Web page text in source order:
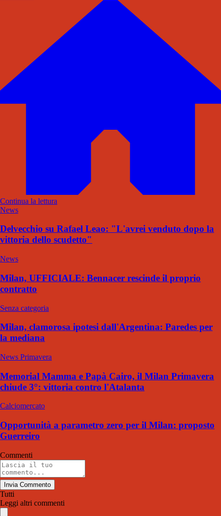
Continua la lettura
News
Delvecchio su Rafael Leao: "L'avrei venduto dopo la
vittoria dello scudetto"
News
Milan, UFFICIALE: Bennacer rescinde il proprio
contratto
Senza categoria
Milan, clamorosa ipotesi dall'Argentina: Paredes per
la mediana
News Primavera
Memorial Mamma e Papà Cairo, il Milan Primavera
chiude 3°: vittoria contro l'Atalanta
Calciomercato
Opportunità a parametro zero per il Milan: proposto
Guerreiro
Commenti
Invia Commento
Tutti
Leggi altri commenti